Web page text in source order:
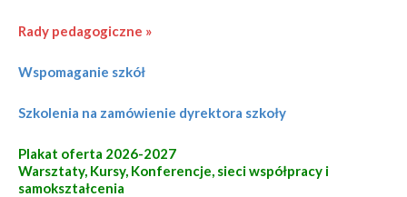
Rady pedagogiczne »
Wspomaganie szkół
Szkolenia na zamówienie dyrektora szkoły
Plakat oferta 2026-2027
Warsztaty, Kursy, Konferencje, sieci współpracy i
samokształcenia